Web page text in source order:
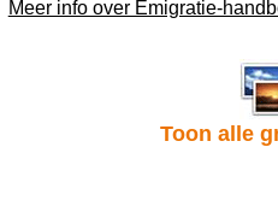
Meer info over Emigratie-
Toon alle